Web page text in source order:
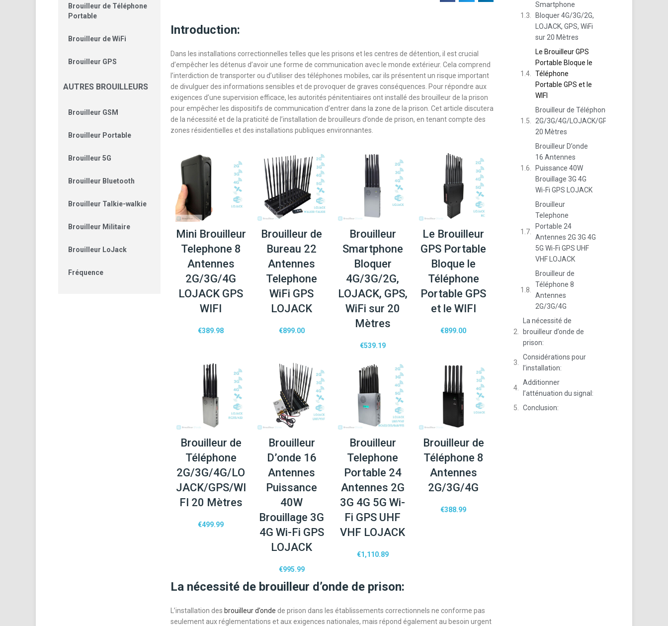
Brouilleur de Téléphone
Portable
Brouilleur de WiFi
Brouilleur GPS
AUTRES BROUILLEURS
Brouilleur GSM
Brouilleur Portable
Brouilleur 5G
Brouilleur Bluetooth
Brouilleur Talkie-walkie
Brouilleur Militaire
Brouilleur LoJack
Fréquence
Introduction:
Dans les installations correctionnelles telles que les prisons et les centres de détention, il est crucial
d’empêcher les détenus d’avoir une forme de communication avec le monde extérieur. Cela comprend
l’interdiction de transporter ou d’utiliser des téléphones mobiles, car ils présentent un risque important
de divulguer des informations sensibles et de provoquer de graves conséquences. Pour répondre aux
exigences d’une supervision efficace, les autorités pénitentiaires ont installé des brouilleur de la prison
pour empêcher les dispositifs de communication d’entrer dans la zone de la prison. Cet article discutera
de la nécessité et de la praticité de l’installation de brouilleurs d’onde de prison, en tenant compte des
zones résidentielles et des installations publiques environnantes.
Mini Brouilleur
Telephone 8
Antennes
2G/3G/4G
LOJACK GPS
WIFI
€389.98
Brouilleur de
Bureau 22
Antennes
Telephone
WiFi GPS
LOJACK
€899.00
Brouilleur
Smartphone
Bloquer
4G/3G/2G,
LOJACK, GPS,
WiFi sur 20
Mètres
€539.19
Le Brouilleur
GPS Portable
Bloque le
Téléphone
Portable GPS
et le WIFI
€899.00
Brouilleur de
Téléphone
2G/3G/4G/LO
JACK/GPS/WI
FI 20 Mètres
€499.99
Brouilleur
D’onde 16
Antennes
Puissance
40W
Brouillage 3G
4G Wi-Fi GPS
LOJACK
€995.99
Brouilleur
Telephone
Portable 24
Antennes 2G
3G 4G 5G Wi-
Fi GPS UHF
VHF LOJACK
€1,110.89
Brouilleur de
Téléphone 8
Antennes
2G/3G/4G
€388.99
La nécessité de brouilleur d’onde de prison:
L’installation des brouilleur d’onde de prison dans les établissements correctionnels ne conforme pas
seulement aux réglementations et aux exigences nationales, mais répond également au besoin urgent
Smartphone
Bloquer 4G/3G/2G,
LOJACK, GPS, WiFi
sur 20 Mètres
Le Brouilleur GPS
Portable Bloque le
Téléphone
Portable GPS et le
WIFI
Brouilleur de Téléphone
2G/3G/4G/LOJACK/GPS/WIFI
20 Mètres
Brouilleur D’onde
16 Antennes
Puissance 40W
Brouillage 3G 4G
Wi-Fi GPS LOJACK
Brouilleur
Telephone
Portable 24
Antennes 2G 3G 4G
5G Wi-Fi GPS UHF
VHF LOJACK
Brouilleur de
Téléphone 8
Antennes
2G/3G/4G
La nécessité de
brouilleur d’onde de
prison:
Considérations pour
l’installation:
Additionner
l’atténuation du signal:
Conclusion: